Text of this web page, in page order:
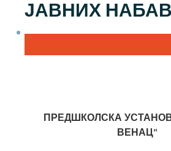
ЈАВНИХ
ПРЕДШКОЛСКА
ВЕНАЦ“